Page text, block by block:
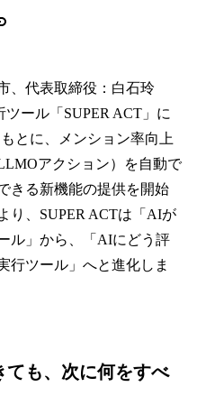
、代表取締役：白石玲
ール「SUPER ACT」に
とに、メンション率向上
アクション）を自動で
きる新機能の提供を開始
り、SUPER ACTは「AIが
ル」から、「AIにどう評
行ツール」へと進化しま
ても、次に何をすべ